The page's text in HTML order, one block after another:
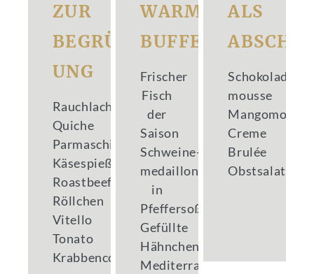
ZUR
BEGRÜSS­ U
NG
Rauchlachs
Quiche
Parmaschinken
Käsespieße
Roastbeef
Röllchen
Vitello
Tonato
Krabbencocktail
WARMES
BUFFET
Frischer
Fisch
der
Saison
Schweine­
medaillons
in
Pfeffersoße
Gefüllte
Hähnchenbrüste
Mediterranes
ALS
Schokoladen­
mousse
Mangomousse
Creme
Brulée
Obstsalat